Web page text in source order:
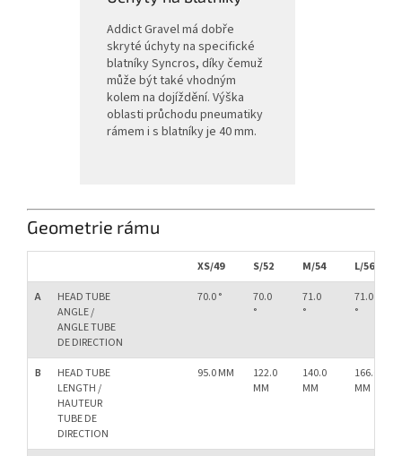
Addict Gravel má dobře
skryté úchyty na specifické
blatníky Syncros, díky čemuž
může být také vhodným
kolem na dojíždění. Výška
oblasti průchodu pneumatiky
rámem i s blatníky je 40 mm.
Geometrie rámu
XS/49 S/52 M/54
L/56
A
HEAD TUBE
ANGLE /
ANGLE TUBE
DE DIRECTION
70.0 °
70.0
°
71.0
°
71.0
°
B
HEAD TUBE
LENGTH /
HAUTEUR
TUBE DE
DIRECTION
95.0 MM
122.0
MM
140.0
MM
166.0
MM